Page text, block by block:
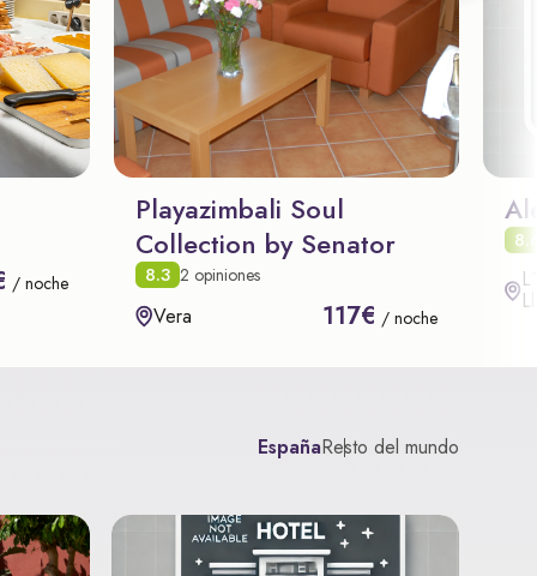
/ noche
Playazimbali Soul
Collection by Senator
8.3 2 opiniones
Vera 117€ / noche
EspañaResto del mundo